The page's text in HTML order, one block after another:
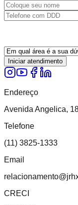
Iniciar atendimento
Endereço
Avenida Angelica,
Telefone
(11) 3825-1333
Email
CRECI